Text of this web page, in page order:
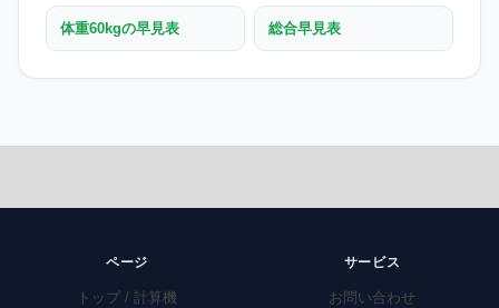
体重60kgの早見表 総合早見表
ページ
トップ / 計算機
サービス
お問い合わせ